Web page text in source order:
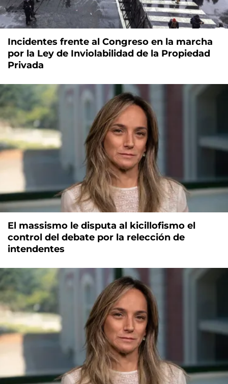
Incidentes frente al Congreso en la marcha
por la Ley de Inviolabilidad de la Propiedad
Privada
El massismo le disputa al kicillofismo el
control del debate por la relección de
intendentes